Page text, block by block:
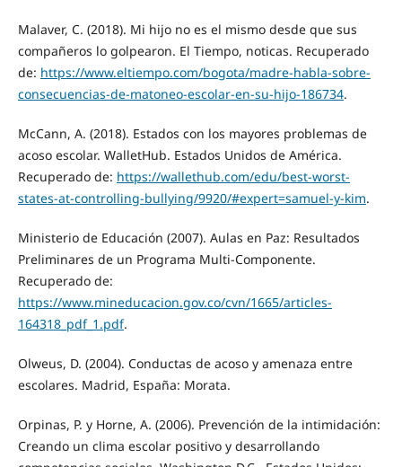
Malaver, C. (2018). Mi hijo no es el mismo desde que sus
compañeros lo golpearon. El Tiempo, noticas. Recuperado
de: https://www.eltiempo.com/bogota/madre-habla-sobre-
consecuencias-de-matoneo-escolar-en-su-hijo-186734.
McCann, A. (2018). Estados con los mayores problemas de
acoso escolar. WalletHub. Estados Unidos de América.
Recuperado de: https://wallethub.com/edu/best-worst-
states-at-controlling-bullying/9920/#expert=samuel-y-kim.
Ministerio de Educación (2007). Aulas en Paz: Resultados
Preliminares de un Programa Multi-Componente.
Recuperado de:
https://www.mineducacion.gov.co/cvn/1665/articles-
164318_pdf_1.pdf.
Olweus, D. (2004). Conductas de acoso y amenaza entre
escolares. Madrid, España: Morata.
Orpinas, P. y Horne, A. (2006). Prevención de la intimidación:
Creando un clima escolar positivo y desarrollando